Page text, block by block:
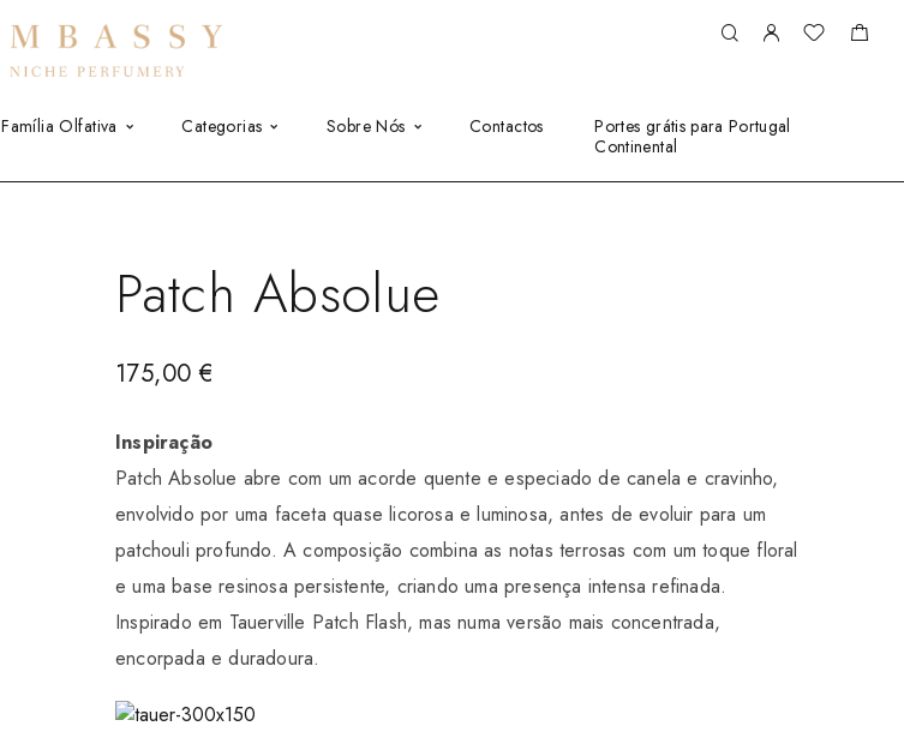
Família Olfativa Categorias Sobre Nós Contactos
Portes grátis para Portugal
Continental
Patch Absolue
175,00€
Inspiração
Patch Absolue abre com um acorde quente e especiado de canela e cravinho,
envolvido por uma faceta quase licorosa e luminosa, antes de evoluir para um
patchouli profundo. A composição combina as notas terrosas com um toque floral
e uma base resinosa persistente, criando uma presença intensa refinada.
Inspirado em Tauerville Patch Flash, mas numa versão mais concentrada,
encorpada e duradoura.